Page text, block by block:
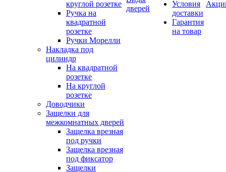
круглой розетке
Ручка на
квадратной
розетке
Ручки Морелли
Накладка под
цилиндр
На квадратной
розетке
На круглой
розетке
Доводчики
Защелки для
межкомнатных дверей
Защелка врезная
под ручки
Защелка врезная
под фиксатор
Защелки
дверей
Условия
доставки
Гарантия
на товар